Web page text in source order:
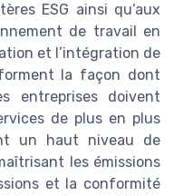
ESG ainsi qu’aux
de travail en
et l’intégration de
la façon dont
entreprises doivent
de plus en plus
un haut niveau de
les émissions
et la conformité